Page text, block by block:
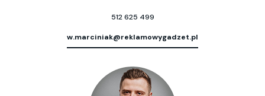
512 625 499
w.marciniak@reklamowygadzet.pl